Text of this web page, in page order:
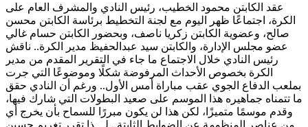
عقد الكابتن محمود الخطيب، رئيس النادي والمشرف العام على
الكرة، اجتماعًا ظهر اليوم مع لجنة التخطيط برئاسة الكابتن محسن
صالح، وعضوية الكابتن زكريا ناصف، وبحضور الكابتن حسام غالي
عضو مجلس الإدارة، والكابتن سيد عبدالحفيظ مدير الكرة.. ناقش
رئيس النادي خلال الاجتماع ما جاء في التقرير المقدم من مدير
الكرة بخصوص الأحداث المرفوضة شكلًا وموضوعًا التي جرت
بملعب الدفاع الجوي عقب مباراة أمس الأول.. ورغم أن النادي حقق
ما تتمناه جماهيره هذا الموسم على صعيد البطولات التي شارك فيها،
وقدم موسمًا متميزًا، لكن هذا لن يكون مبررًا للسماح بأن يخرج أي
من عناصر المنظومة عن الضوابط الثابتة.. لـــذا تقرر تغريم حسين